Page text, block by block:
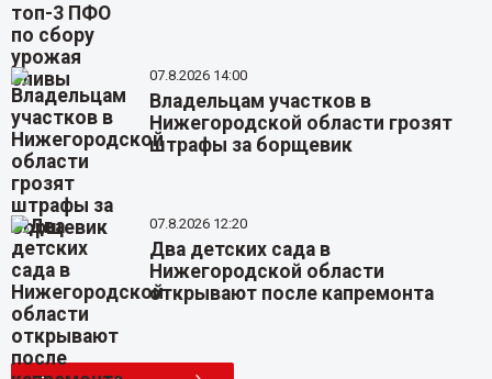
07.8.2026 14:00
Владельцам участков в
Нижегородской области грозят
штрафы за борщевик
07.8.2026 12:20
Два детских сада в
Нижегородской области
открывают после капремонта